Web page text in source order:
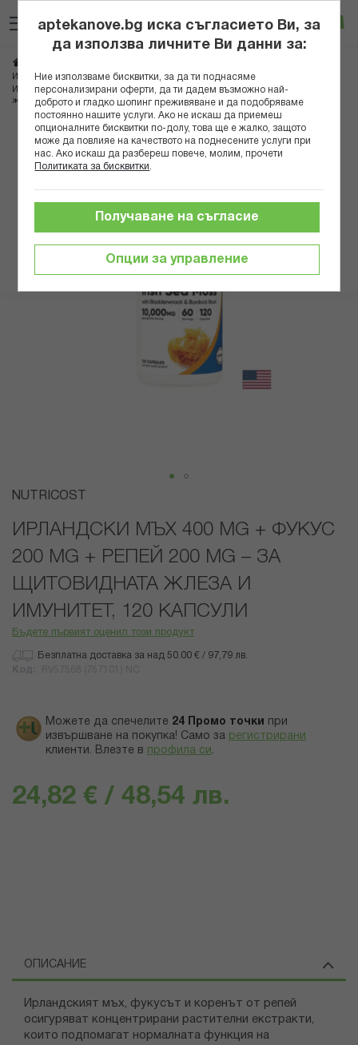
към
съдържанието
Вход
Имуностимуланти за възрастни
Ирландски мъх 400 mg + фукус 200 mg + репей 200 mg – За щитовидната
жлеза и имунитет, 120 капсули
Преминете
края
галерията
изображенията
Преминете
началото
галерия
със
снимки
NUTRICOST
ИРЛАНДСКИ МЪХ 400 MG + ФУКУС
200 MG + РЕПЕЙ 200 MG – ЗА
ЩИТОВИДНАТА ЖЛЕЗА И
ИМУНИТЕТ, 120 КАПСУЛИ
Бъдете първият оценил този продукт
Безплатна доставка за над 50.00 € / 97,79 лв.
Можете да спечелите 24 Промо точки
при
извършване на покупка! Само за регистрирани
клиенти. Влезте в профила си .
24,82 € / 48,54 лв.
ОПИСАНИЕ
Ирландският мъх, фукусът и коренът от репей
осигуряват концентрирани растителни екстракти,
които подпомагат нормалната функция на
aptekanove.bg иска съгласието Ви, за
да използва личните Ви данни за:
Ние използваме бисквитки, за да ти поднасяме
персонализирани оферти, да ти дадем възможно най-
доброто и гладко шопинг преживяване и да подобряваме
постоянно нашите услуги. Ако не искаш да приемеш
опционалните бисквитки по-долу, това ще е жалко, защото
може да повлияе на качеството на поднесените услуги при
нас. Ако искаш да разбереш повече, молим, прочети
Политиката за бисквитки
Опции за управление
Получаване на съгласие